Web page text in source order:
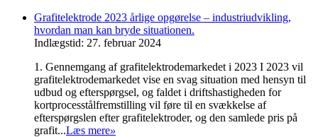
Grafitelektrode 2023 årlige opgørelse – industriudvikling,
hvordan man kan bryde situationen.
Indlægstid: 27. februar 2024
1. Gennemgang af grafitelektrodemarkedet i 2023 I 2023 vil
grafitelektrodemarkedet vise en svag situation med hensyn til
udbud og efterspørgsel, og faldet i driftshastigheden for
kortprocesstålfremstilling vil føre til en svækkelse af
efterspørgslen efter grafitelektroder, og den samlede pris på
grafit...Læs mere»